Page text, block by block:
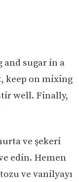
and sugar in a
keep on mixing
well. Finally,
ve şekeri
edin. Hemen
ve vanilyayı